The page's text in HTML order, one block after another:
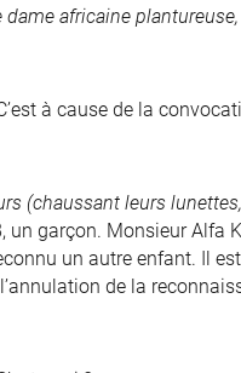
dame africaine
à cause de la
(chaussant leurs
un garçon. Monsieur Alfa
un autre enfant. Il
de la